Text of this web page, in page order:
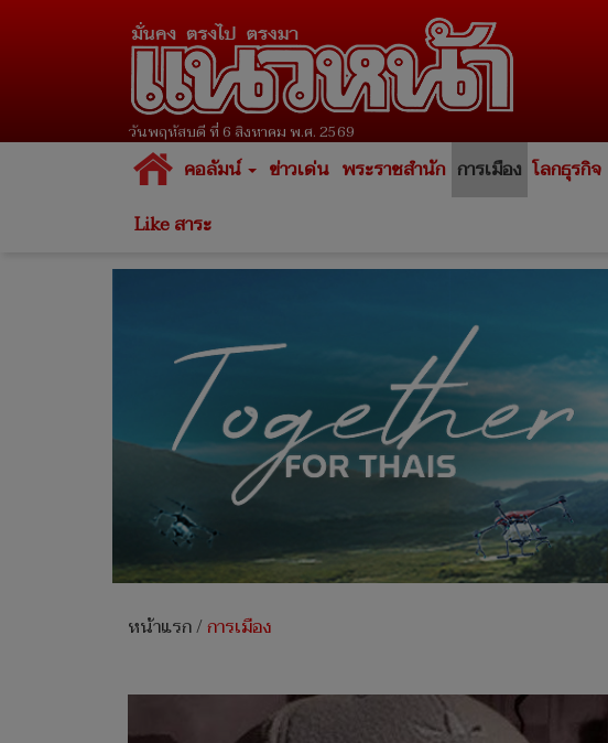
วันพฤหัสบดี ที่ 6 สิงหาคม พ.ศ. 2569
คอลัมน์ ข่าวเด่น พระราชสำนัก การเมือง โลกธุรกิจ
Like สาระ
หน้าแรก/การเมือง